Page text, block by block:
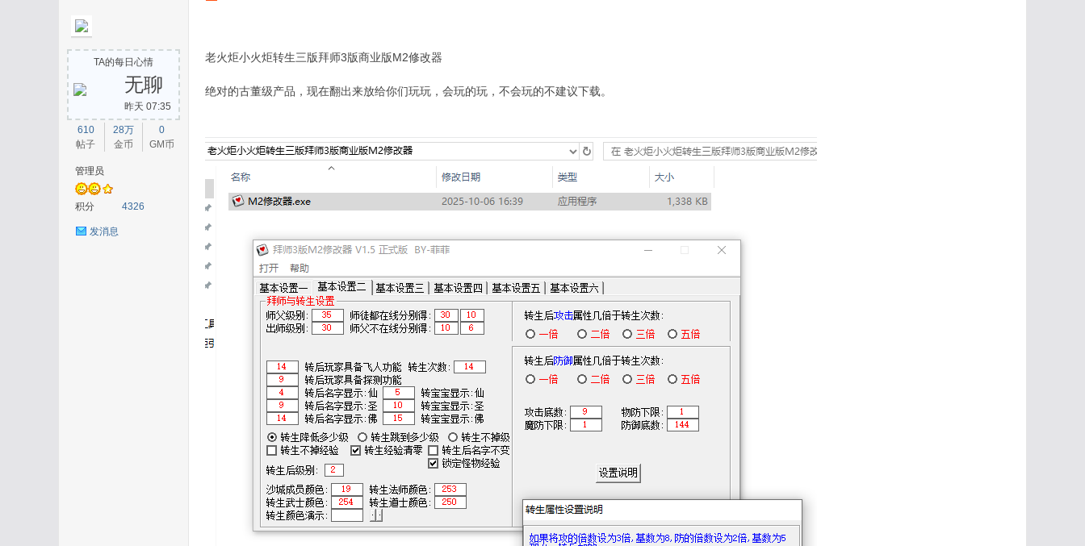
奇
TA的每日心情
无聊
昨天 07:35
610
帖子
28万
金币
0
GM币
管理员
积分 4326
发消息
老火炬小火炬转生三版拜师3版商业版M2修改器
绝对的古董级产品，现在翻出来放给你们玩玩，会玩的玩，不会玩的不建议下载。